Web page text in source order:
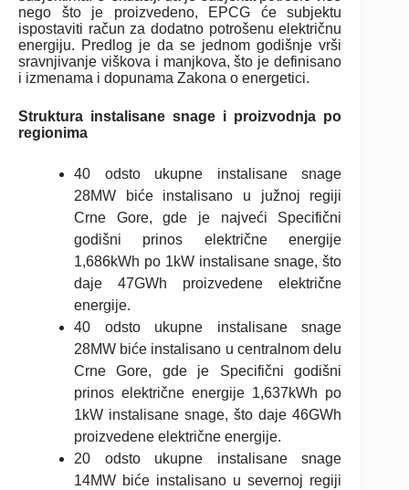
nego što je proizvedeno, EPCG će subjektu
ispostaviti račun za dodatno potrošenu električnu
energiju. Predlog je da se jednom godišnje vrši
sravnjivanje viškova i manjkova, što je definisano
i izmenama i dopunama Zakona o energetici.
Struktura instalisane snage i proizvodnja po
regionima
40 odsto ukupne instalisane snage
28MW biće instalisano u južnoj regiji
Crne Gore, gde je najveći Specifični
godišni prinos električne energije
1,686kWh po 1kW instalisane snage, što
daje 47GWh proizvedene električne
energije.
40 odsto ukupne instalisane snage
28MW biće instalisano u centralnom delu
Crne Gore, gde je Specifični godišni
prinos električne energije 1,637kWh po
1kW instalisane snage, što daje 46GWh
proizvedene električne energije.
20 odsto ukupne instalisane snage
14MW biće instalisano u severnoj regiji